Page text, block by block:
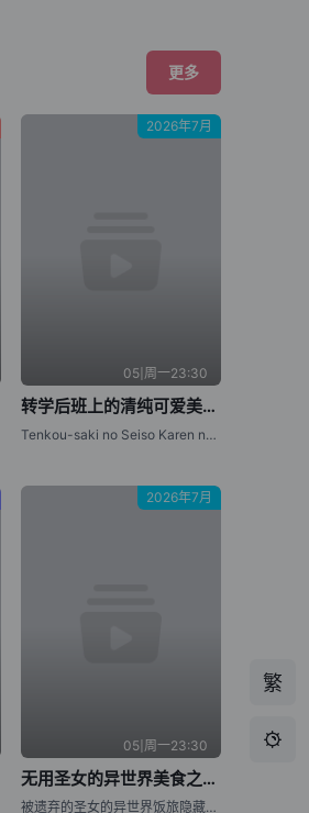
更多
2026年7月
05|周一23:30
转学后班上的清纯可爱美少女，竟是小时候玩在一起的哥们儿
Tenkou-saki no Seiso Karen na Bishoujo ga, Mukashi Danshi to Omotte Issho ni Asonda Osananajimi Datta Ken,Oh Boy, Was I Wrong About Her
2026年7月
05|周一23:30
无用圣女的异世界美食之旅 凭借隐藏技能召唤露营车
被遗弃的圣女的异世界饭旅隐藏技能召唤了露营车,无用圣女的异世界美食之旅 凭藉隱藏技能召唤露营车,Suterare Seijo no Isekai Gohan Tabi: Kakure Skill de Camping Car wo Shoukan shimashita
繁
